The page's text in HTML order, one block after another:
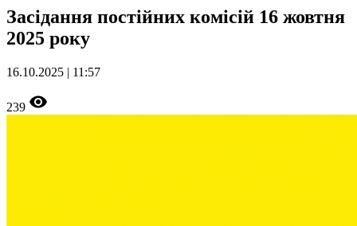
Засідання постійних комісій 16 жовтня
2025 року
16.10.2025 | 11:57
239